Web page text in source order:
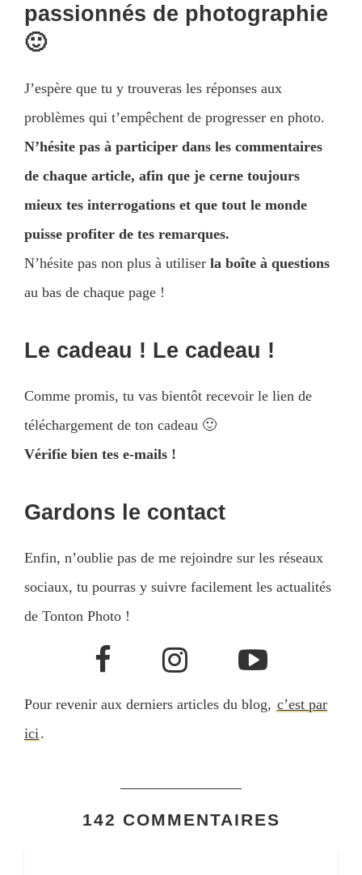
passionnés de photographie
🙂
J’espère que tu y trouveras les réponses aux
problèmes qui t’empêchent de progresser en photo.
N’hésite pas à participer dans les commentaires
de chaque article, afin que je cerne toujours
mieux tes interrogations et que tout le monde
puisse profiter de tes remarques.
N’hésite pas non plus à utiliser la boîte à questions
au bas de chaque page !
Le cadeau ! Le cadeau !
Comme promis, tu vas bientôt recevoir le lien de
téléchargement de ton cadeau 🙂
Vérifie bien tes e-mails !
Gardons le contact
Enfin, n’oublie pas de me rejoindre sur les réseaux
sociaux, tu pourras y suivre facilement les actualités
de Tonton Photo !
Pour revenir aux derniers articles du blog, c’est par
ici.
142 COMMENTAIRES